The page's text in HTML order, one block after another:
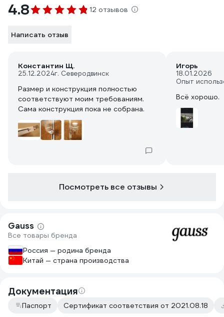
4.8 12 отзывов
Написать отзыв
Константин Щ.
25.12.2024г. Северодвинск
Размер и конструкция полностью
соответствуют моим требованиям.
Сама конструкция пока не собрана.
Игорь
18.01.2026
Опыт
Всё хорошо.
Посмотреть все отзывы
Gauss
Все товары бренда
Россия — родина бренда
Китай — страна производства
Документация
Паспорт Сертификат соответствия от 2021.08.18